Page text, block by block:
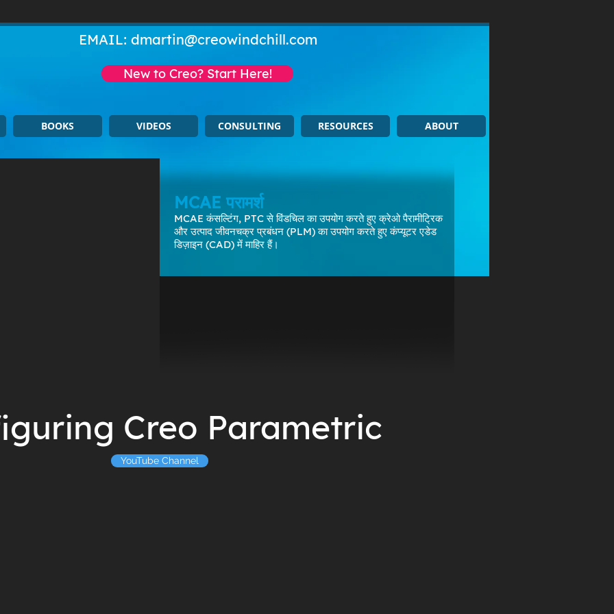
EMAIL: dmartin@creowindchill.com
BOOKS VIDEOS CONSULTING RESOURCES ABOUT
MCAE परामर्श
MCAE कंसल्टिंग, PTC से विंडचिल का उपयोग करते हुए क्रेओ पैरामीट्रिक
और उत्पाद जीवनचक्र प्रबंधन (PLM) का उपयोग करते हुए कंप्यूटर एडेड
डिज़ाइन (CAD) में माहिर हैं।
New to Creo? Start Here!
Creo Parametric
YouTube Channel